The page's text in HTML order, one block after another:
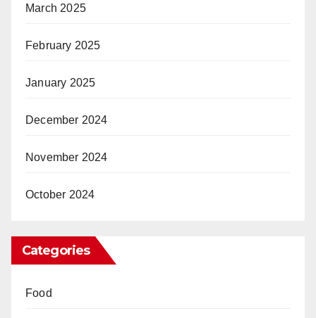
March 2025
February 2025
January 2025
December 2024
November 2024
October 2024
Categories
Food